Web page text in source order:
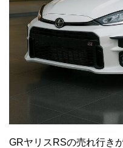
GRヤリスRSの売れ行き